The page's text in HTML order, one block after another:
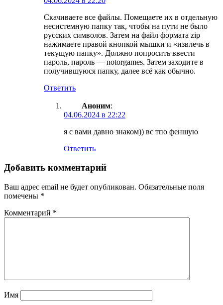
Скачиваете все файлы. Помещаете их в отдельную
несистемную папку так, чтобы на пути не было
русских символов. Затем на файл формата zip
нажимаете правой кнопкой мышки и «извлечь в
текущую папку». Должно попросить ввести
пароль, пароль — notorgames. Затем заходите в
получившуюся папку, далее всё как обычно.
Ответить
Аноним:
04.06.2024 в 22:22
я с вами давно знаком)) вс тпо феншую
Ответить
Добавить комментарий
Ваш адрес email не будет опубликован. Обязательные поля
помечены *
Комментарий *
Имя